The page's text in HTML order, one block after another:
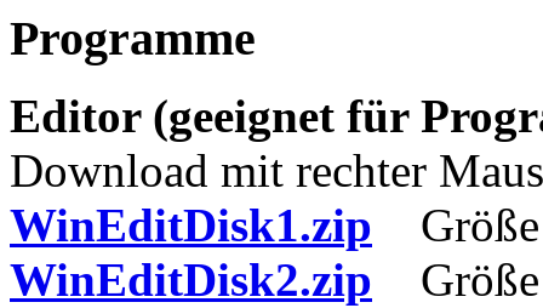
Programme
Editor (geeignet für
Download mit rechter
WinEditDisk1.zip
WinEditDisk2.zip